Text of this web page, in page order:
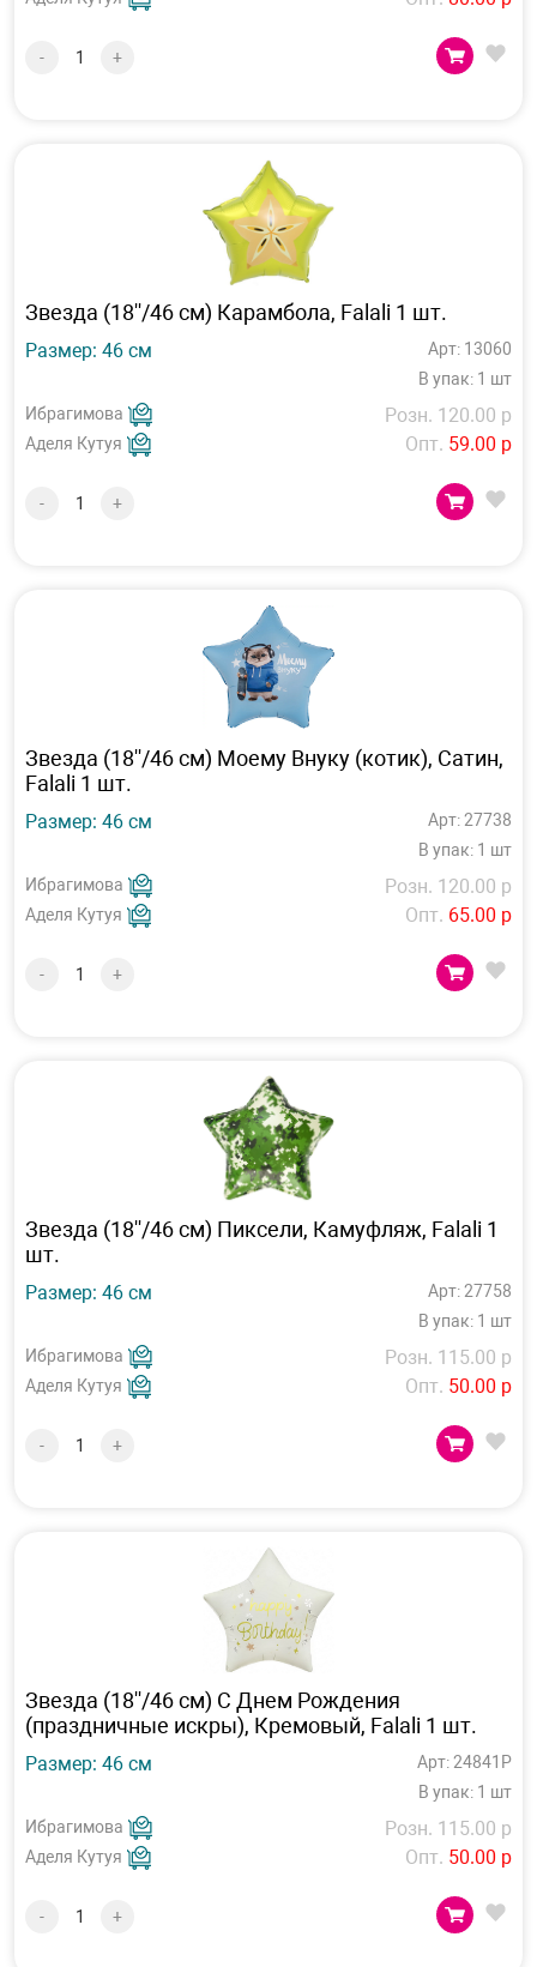
- +
Звезда (18''/46 см) Карамбола, Falali 1 шт.
Размер: 46 см
Арт: 13060
В упак: 1 шт
Ибрагимова
Аделя Кутуя
Розн. 120.00 р
Опт. 59.00 р
- +
Звезда (18''/46 см) Моему Внуку (котик), Сатин,
Falali 1 шт.
Размер: 46 см
Арт: 27738
В упак: 1 шт
Ибрагимова
Аделя Кутуя
Розн. 120.00 р
Опт. 65.00 р
- +
Звезда (18''/46 см) Пиксели, Камуфляж, Falali 1
шт.
Размер: 46 см
Арт: 27758
В упак: 1 шт
Ибрагимова
Аделя Кутуя
Розн. 115.00 р
Опт. 50.00 р
- +
Звезда (18''/46 см) С Днем Рождения
(праздничные искры), Кремовый, Falali 1 шт.
Размер: 46 см
Арт: 24841P
В упак: 1 шт
Ибрагимова
Аделя Кутуя
Розн. 115.00 р
Опт. 50.00 р
- +